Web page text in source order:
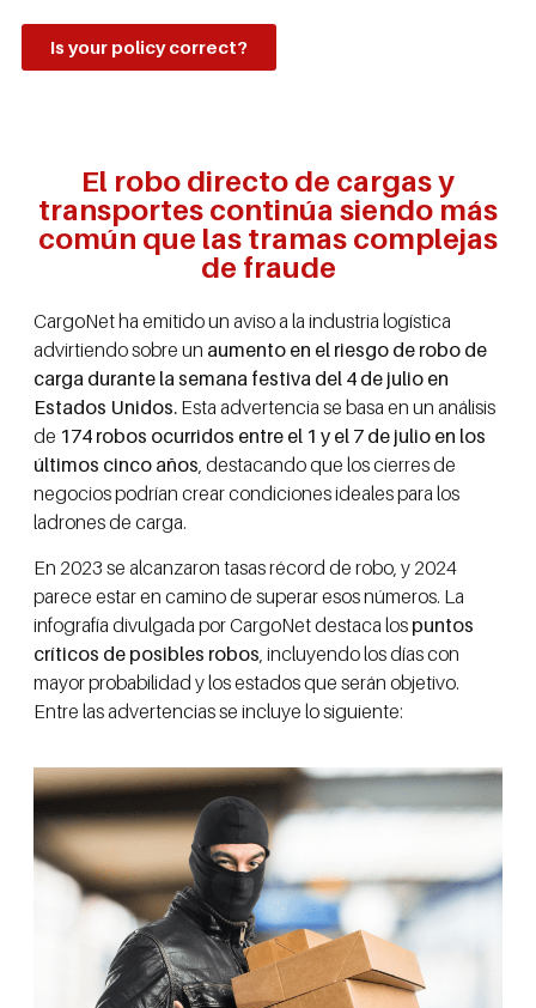
Is your policy correct?
El robo directo de cargas y
transportes continúa siendo más
común que las tramas complejas
de fraude
CargoNet ha emitido un aviso a la industria logística
advirtiendo sobre un aumento en el riesgo de robo de
carga durante la semana festiva del 4 de julio en
Estados Unidos. Esta advertencia se basa en un análisis
de 174 robos ocurridos entre el 1 y el 7 de julio en los
últimos cinco años , destacando que los cierres de
negocios podrían crear condiciones ideales para los
ladrones de carga.
En 2023 se alcanzaron tasas récord de robo, y 2024
parece estar en camino de superar esos números. La
infografía divulgada por CargoNet destaca los puntos
críticos de posibles robos, incluyendo los días con
mayor probabilidad y los estados que serán objetivo.
Entre las advertencias se incluye lo siguiente: